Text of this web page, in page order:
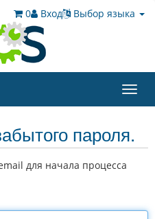
Выбор языка
Вход
0
пароля.
для начала процесса